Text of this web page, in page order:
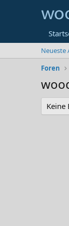
Neueste
Foren
Keine